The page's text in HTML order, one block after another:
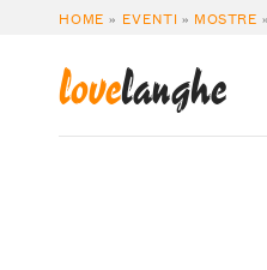
HOME » EVENTI » MOSTRE »
lovelanghe